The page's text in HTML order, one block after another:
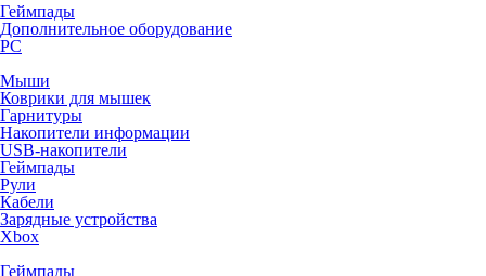
Геймпады
Дополнительное оборудование
PC
Мыши
Коврики для мышек
Гарнитуры
Накопители информации
USB-накопители
Геймпады
Рули
Кабели
Зарядные устройства
Xbox
Геймпады